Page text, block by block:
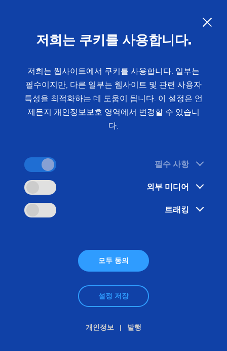
EMAG 그룹은 방위 산업을 위한 제조 시스템을 제공
하는 선도적인 공급업체로서 정밀 부품 생산에 완벽
한 솔루션을 제공합니다. 수십 년간의 경험과 혁신적
인 기술을 바탕으로 EMAG은 고객이 최고의 품질 기
준을 충족하고 효율적인 생산 공정을 실현할 수 있도
저희는 쿠키를 사용합니다.
저희는 웹사이트에서 쿠키를 사용합니다. 일부는
필수이지만, 다른 일부는 웹사이트 및 관련 사용자
특성을 최적화하는 데 도움이 됩니다. 이 설정은 언
제든지 개인정보보호 영역에서 변경할 수 있습니
다.
필수 사항
외부 미디어
트래킹
모두 동의
설정 저장
개인정보 발행